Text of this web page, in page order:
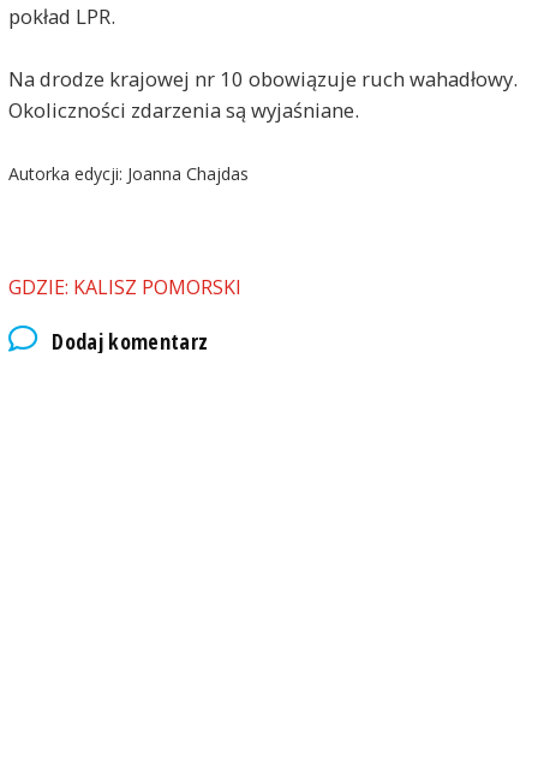
pokład LPR.
Na drodze krajowej nr 10 obowiązuje ruch wahadłowy.
Okoliczności zdarzenia są wyjaśniane.
Autorka edycji: Joanna Chajdas
GDZIE: KALISZ POMORSKI
Dodaj komentarz